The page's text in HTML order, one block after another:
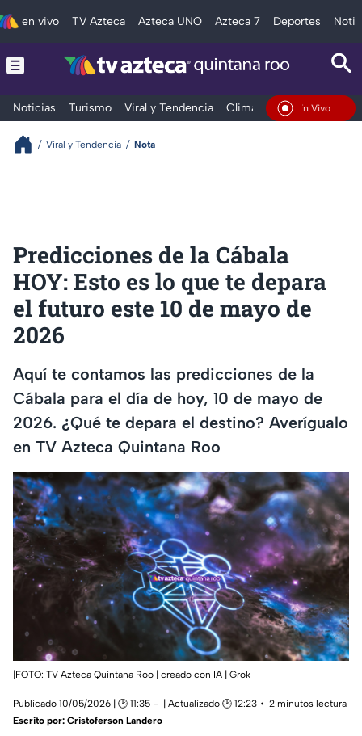
en vivo TV Azteca Azteca UNO Azteca 7 Deportes
Noticias Turismo Viral y Tendencia Clima Tráfico
En Vivo
Viral y Tendencia Nota
Predicciones de la Cábala
HOY: Esto es lo que te depara
el futuro este 10 de mayo de
2026
Aquí te contamos las predicciones de la
Cábala para el día de hoy, 10 de mayo de
2026. ¿Qué te depara el destino? Averígualo
en TV Azteca Quintana Roo
|FOTO: TV Azteca Quintana Roo | creado con IA | Grok
Publicado 10/05/2026 | 🕑 11:35 | Actualizado 🕑 12:23
2 minutos lectura
Escrito por: Cristoferson Landero